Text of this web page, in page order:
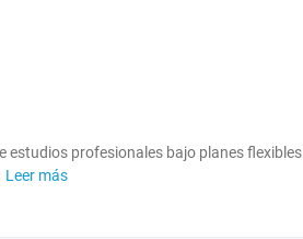
estudios profesionales bajo planes
Leer más